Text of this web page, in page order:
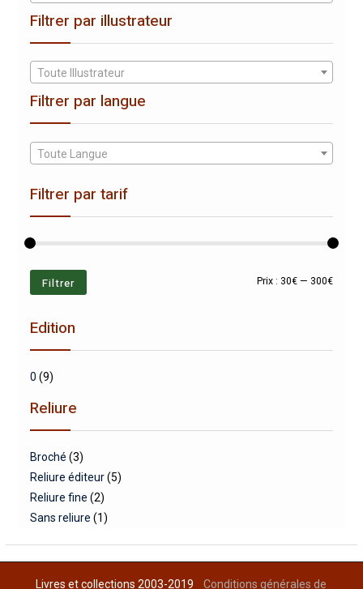
Filtrer par illustrateur
Toute Illustrateur
Filtrer par langue
Toute Langue
Filtrer par tarif
Prix
Prix
Filtrer Prix : 30€ — 300€
Edition
0 (9)
Reliure
Broché (3)
Reliure éditeur (5)
Reliure fine (2)
Sans reliure (1)
Livres et collections 2003-2019Conditions générales de